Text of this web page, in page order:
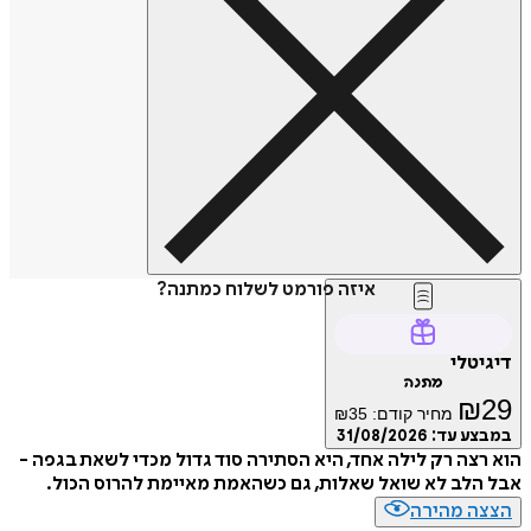
איזה פורמט לשלוח כמתנה?
₪ מחיר קודם: ₪35
עד:31/08/2026
רק לילה אחד, היא הסתירה סוד גדול מכדי לשאת בגפה -
לא שואל שאלות, גם כשהאמת מאיימת להרוס הכול.
מהירה